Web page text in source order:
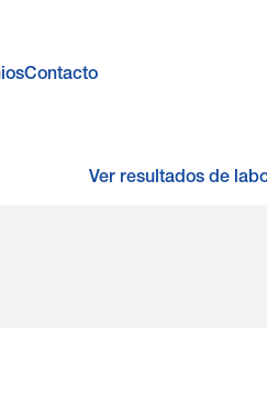
Contacto
Ver resultados de